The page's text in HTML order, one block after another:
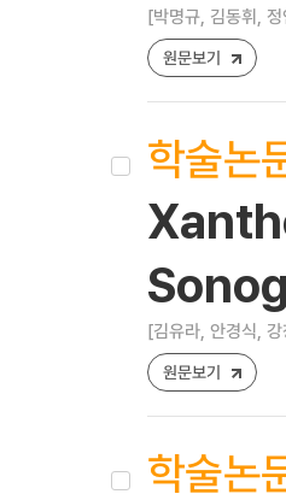
[박명규, 김동휘,
원문보기
학술논
[김유라, 안경식,
원문보기
학술논